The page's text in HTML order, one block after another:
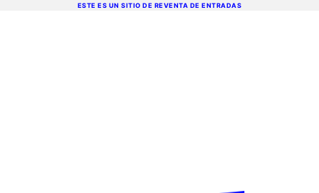
ESTE ES UN SITIO DE REVENTA DE ENTRADAS